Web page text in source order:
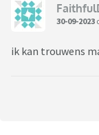
30-09-2023
ik kan trouwens